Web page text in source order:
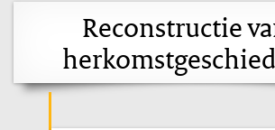
Reconstructie